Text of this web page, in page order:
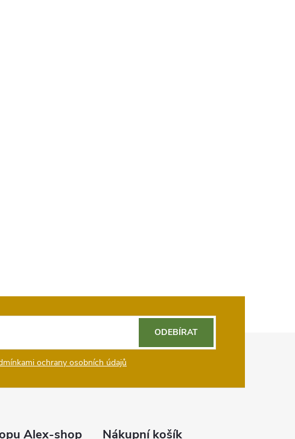
ochrany osobních údajů
ODEBÍRAT
Alex-shop Nákupní košík